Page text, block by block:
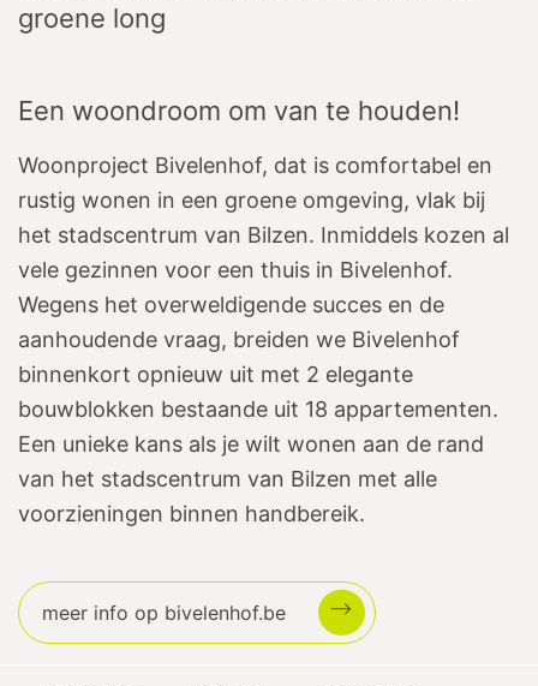
groene long
Een woondroom om van te houden!
Woonproject Bivelenhof, dat is comfortabel en
rustig wonen in een groene omgeving, vlak bij
het stadscentrum van Bilzen. Inmiddels kozen al
vele gezinnen voor een thuis in Bivelenhof.
Wegens het overweldigende succes en de
aanhoudende vraag, breiden we Bivelenhof
binnenkort opnieuw uit met 2 elegante
bouwblokken bestaande uit 18 appartementen.
Een unieke kans als je wilt wonen aan de rand
van het stadscentrum van Bilzen met alle
voorzieningen binnen handbereik.
meer info op bivelenhof.be